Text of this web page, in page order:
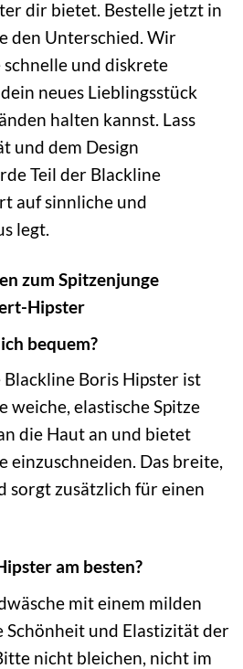
dir bietet. Bestelle jetzt in
den Unterschied. Wir
und diskrete
neues Lieblingsstück
halten kannst. Lass
und dem Design
Teil der Blackline
auf sinnliche und
legt.
zum Spitzenjunge
Hipster
bequem?
Blackline Boris Hipster ist
weiche, elastische Spitze
die Haut an und bietet
einzuschneiden. Das breite,
sorgt zusätzlich für einen
am besten?
mit einem milden
Schönheit und Elastizität der
nicht bleichen, nicht im